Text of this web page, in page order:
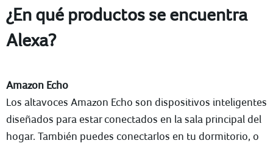
¿En qué productos se encuentra
Alexa?
Amazon Echo
Los altavoces Amazon Echo son dispositivos inteligentes
diseñados para estar conectados en la sala principal del
hogar. También puedes conectarlos en tu dormitorio, o